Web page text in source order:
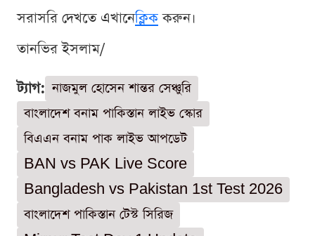
সরাসরি দেখতে এখানেক্লিককরুন।
তানভির ইসলাম/
ট্যাগ: নাজমুল হোসেন শান্তর সেঞ্চুরি
বাংলাদেশ বনাম পাকিস্তান লাইভ স্কোর
বিএএন বনাম পাক লাইভ আপডেট
BAN vs PAK Live Score
Bangladesh vs Pakistan 1st Test 2026
বাংলাদেশ পাকিস্তান টেস্ট সিরিজ